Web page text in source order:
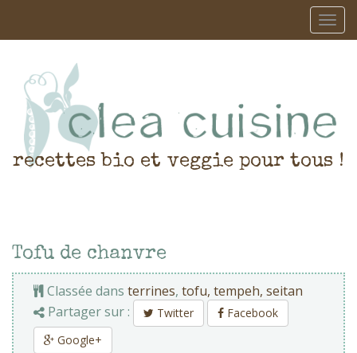
recettes bio et veggie pour tous !
Tofu de chanvre
Classée dans terrines, tofu, tempeh, seitan
Partager sur :
Twitter
Facebook
Google+